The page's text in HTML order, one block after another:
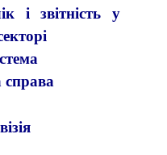
і звітність у
справа